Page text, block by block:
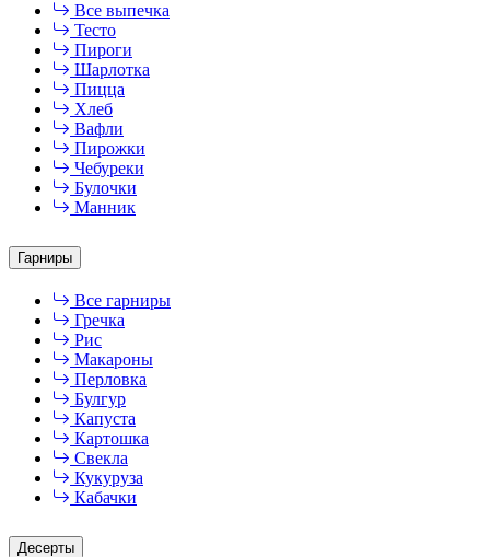
Все выпечка
Тесто
Пироги
Шарлотка
Пицца
Хлеб
Вафли
Пирожки
Чебуреки
Булочки
Манник
Гарниры
Все гарниры
Гречка
Рис
Макароны
Перловка
Булгур
Капуста
Картошка
Свекла
Кукуруза
Кабачки
Десерты